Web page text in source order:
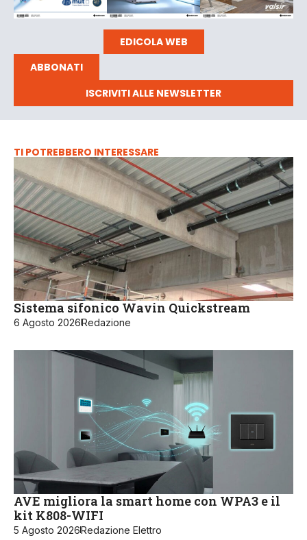
EDICOLA WEB
ABBONATI
ISCRIVITI ALLE NEWSLETTER
TI POTREBBERO INTERESSARE
Sistema sifonico Wavin Quickstream
6 Agosto 2026Redazione
AVE migliora la smart home con WPA3 e il
kit K808-WIFI
5 Agosto 2026Redazione Elettro